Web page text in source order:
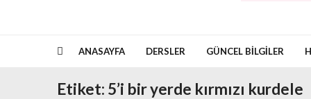
ANASAYFA DERSLER GÜNCEL BILGILER
Etiket: 5’i bir yerde kırmızı kurdele